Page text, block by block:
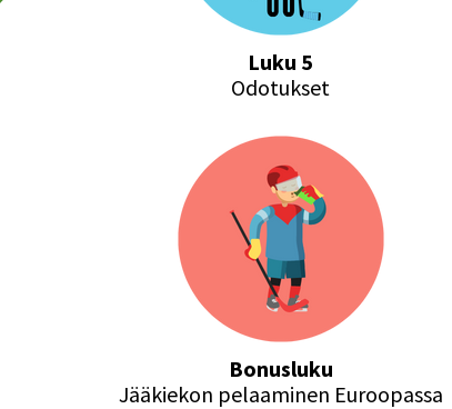
Luku 5
Odotukset
Bonusluku
Jääkiekon pelaaminen Euroopassa